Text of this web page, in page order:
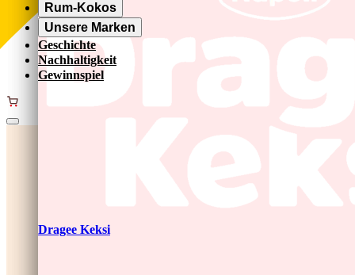
Rum-Kokos
Unsere Marken
Dragee Keksi
Geschichte
Nachhaltigkeit
Gewinnspiel